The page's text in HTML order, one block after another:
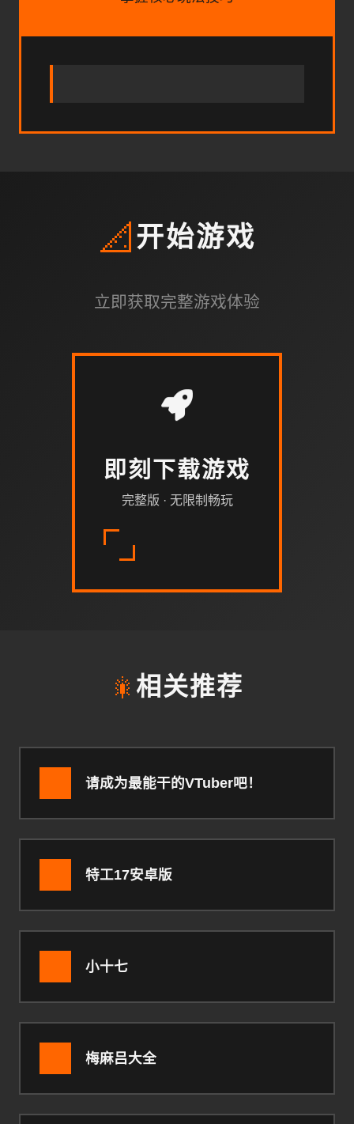
📐 开始游戏
立即获取完整游戏体验
即刻下载游戏
完整版 · 无限制畅玩
🎇 相关推荐
请成为最能干的VTuber吧！
特工17安卓版
小十七
梅麻吕大全